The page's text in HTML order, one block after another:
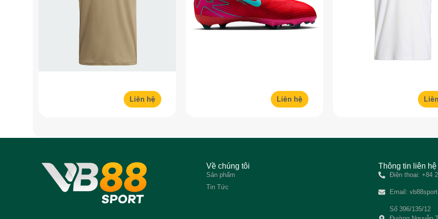
Liên hệ Liên hệ
Về chúng tôi
Sản phẩm
Tin Tức
Thông tin liên hệ
Điện thoại: +84
Email:
Số 396/135/12